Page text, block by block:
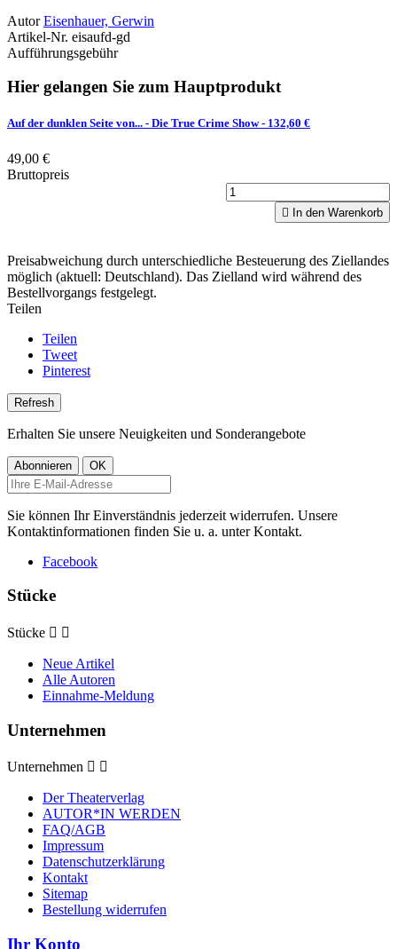
Autor Eisenhauer, Gerwin
Artikel-Nr. eisaufd-gd
Aufführungsgebühr
Hier gelangen Sie zum Hauptprodukt
Auf der dunklen Seite von... - Die True Crime Show- 132,60 €
49,00 €
Bruttopreis
 In den Warenkorb
Preisabweichung durch unterschiedliche Besteuerung des Ziellandes
möglich (aktuell: Deutschland). Das Zielland wird während des
Bestellvorgangs festgelegt.
Teilen
Teilen
Tweet
Pinterest
Erhalten Sie unsere Neuigkeiten und Sonderangebote
Sie können Ihr Einverständnis jederzeit widerrufen. Unsere
Kontaktinformationen finden Sie u. a. unter Kontakt.
Facebook
Stücke
Stücke  
Neue Artikel
Alle Autoren
Einnahme-Meldung
Unternehmen
Unternehmen  
Der Theaterverlag
AUTOR*IN WERDEN
FAQ/AGB
Impressum
Datenschutzerklärung
Kontakt
Sitemap
Bestellung widerrufen
Ihr Konto